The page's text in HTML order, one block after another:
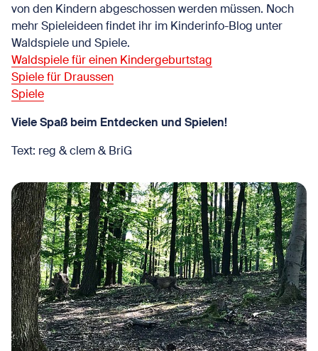
von den Kindern abgeschossen werden müssen. Noch
mehr Spieleideen findet ihr im Kinderinfo-Blog unter
Waldspiele und Spiele.
Waldspiele für einen Kindergeburtstag
Spiele für Draussen
Spiele
Viele Spaß beim Entdecken und Spielen!
Text: reg & clem & BriG